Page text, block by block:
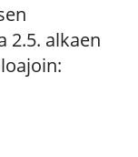
2.5. alkaen